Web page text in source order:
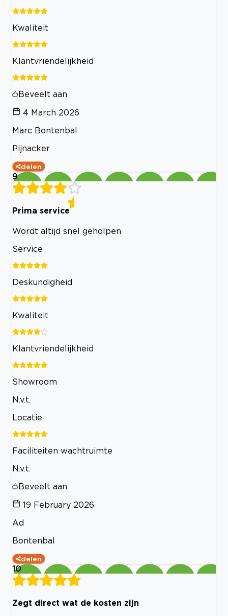
Kwaliteit
Klantvriendelijkheid
Beveelt aan
4 March 2026
Marc Bontenbal
Pijnacker
delen
9
Prima service
Wordt altijd snel geholpen
Service
Deskundigheid
Kwaliteit
Klantvriendelijkheid
Showroom
N.v.t.
Locatie
Faciliteiten wachtruimte
N.v.t.
Beveelt aan
19 February 2026
Ad
Bontenbal
delen
10
Zegt direct wat de kosten zijn